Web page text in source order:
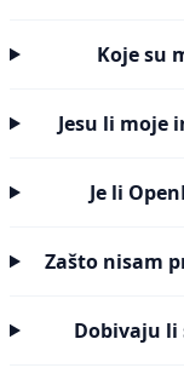
Koje su
Jesu li moje
Je li
Zašto nisam
Dobivaju li